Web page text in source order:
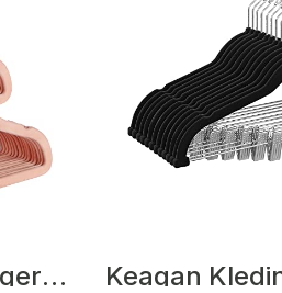
Flannery Kledinghangers Roze